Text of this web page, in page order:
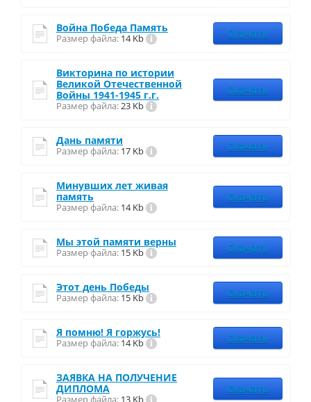
Война Победа Память
Размер файла: 14 Kb Скачать
Викторина по истории
Великой Отечественной
Войны 1941-1945 г.г.
Размер файла:23 Kb
Скачать
Дань памяти
Размер файла: 17 Kb Скачать
Минувших лет живая
память
Размер файла: 14 Kb
Скачать
Мы этой памяти верны
Размер файла: 15 Kb Скачать
Этот день Победы
Размер файла: 15 Kb Скачать
Я помню! Я горжусь!
Размер файла: 14 Kb Скачать
ЗАЯВКА НА ПОЛУЧЕНИЕ
ДИПЛОМА
Размер файла: 13 Kb
Скачать